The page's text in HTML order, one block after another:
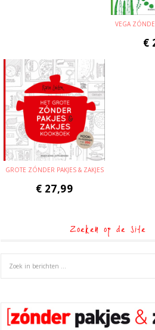
VEGA
€
GROTE ZÓNDER PAKJES & ZAKJES
€ 27,99
Zoeken op de site